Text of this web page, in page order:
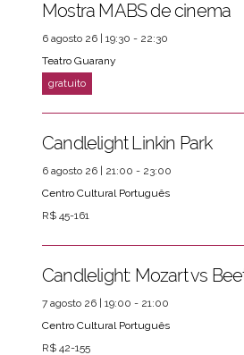
Mostra MABS de cinema
6 agosto 26 | 19:30 - 22:30
Teatro Guarany
Candlelight Linkin Park
6 agosto 26 | 21:00 - 23:00
Centro Cultural Português
R$ 45-161
7 agosto 26 | 19:00 - 21:00
Centro Cultural Português
R$ 42-155